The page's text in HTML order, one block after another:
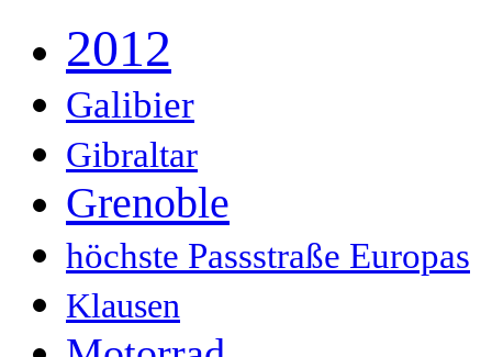
2012
Galibier
Gibraltar
Grenoble
höchste Passstraße Europas
Klausen